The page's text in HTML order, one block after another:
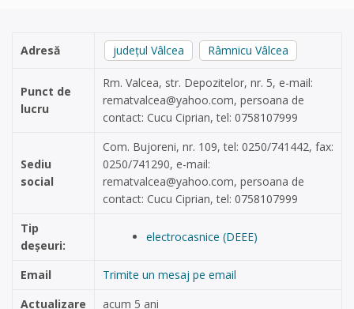
Adresă județul Vâlcea Râmnicu Vâlcea
Punct de
lucru
Rm. Valcea, str. Depozitelor, nr. 5, e-mail:
rematvalcea@yahoo.com, persoana de
contact: Cucu Ciprian, tel: 0758107999
Sediu
social
Com. Bujoreni, nr. 109, tel: 0250/741442, fax:
0250/741290, e-mail:
rematvalcea@yahoo.com, persoana de
contact: Cucu Ciprian, tel: 0758107999
Tip
deșeuri:
electrocasnice (DEEE)
Email
Trimite un mesaj pe email
Actualizare
acum 5 ani